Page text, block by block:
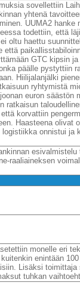
sovellettiin
yhtenä
UUMA2
todettiin, että
oltu haettu
GTC kipsin
päälle pystyttiin
Hiilijalanjälki
ryhtymistä
euron säästön
korvattiin
Haasteena olivat
onnistui ja
raaliaineksen
monelle eri
enintään
Lisäksi
tuhkan